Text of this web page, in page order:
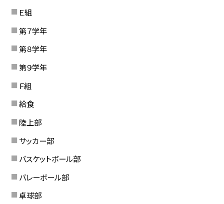
Ｅ組
第７学年
第８学年
第９学年
Ｆ組
給食
陸上部
サッカー部
バスケットボール部
バレーボール部
卓球部